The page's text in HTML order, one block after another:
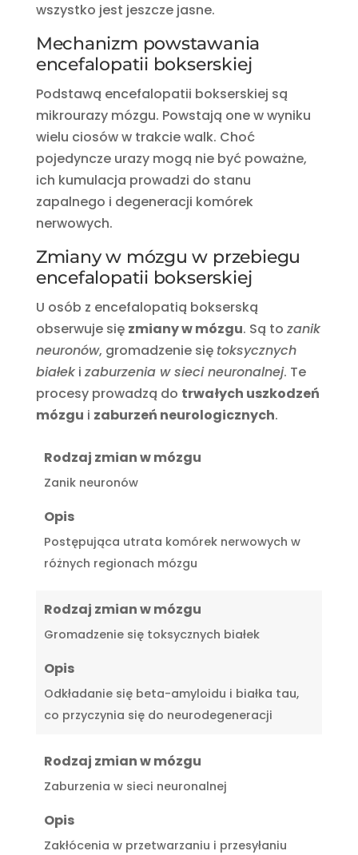
wszystko jest jeszcze jasne.
Mechanizm powstawania
encefalopatii bokserskiej
Podstawą encefalopatii bokserskiej są
mikrourazy mózgu. Powstają one w wyniku
wielu ciosów w trakcie walk. Choć
pojedyncze urazy mogą nie być poważne,
ich kumulacja prowadzi do stanu
zapalnego i degeneracji komórek
nerwowych.
Zmiany w mózgu w przebiegu
encefalopatii bokserskiej
U osób z encefalopatią bokserską
obserwuje się zmiany w mózgu. Są to zanik
neuronów, gromadzenie się toksycznych
białeki zaburzenia w sieci neuronalnej. Te
procesy prowadzą do trwałych uszkodzeń
mózgu i zaburzeń neurologicznych.
Rodzaj zmian w mózgu
Zanik neuronów
Opis
Postępująca utrata komórek nerwowych w
różnych regionach mózgu
Rodzaj zmian w mózgu
Gromadzenie się toksycznych białek
Opis
Odkładanie się beta-amyloidu i białka tau,
co przyczynia się do neurodegeneracji
Rodzaj zmian w mózgu
Zaburzenia w sieci neuronalnej
Opis
Zakłócenia w przetwarzaniu i przesyłaniu